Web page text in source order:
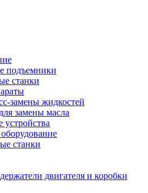
подъемники
станки
замены жидкостей
замены масла
устройства
станки
двигателя и коробки